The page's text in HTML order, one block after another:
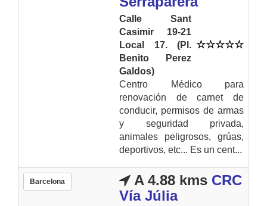
Calle Sant
Casimir 19-21
Local 17. (Pl.
Benito Perez
Galdos)
Centro Médico para
renovación de carnet de
conducir, permisos de armas
y seguridad privada,
animales peligrosos, grúas,
deportivos, etc... Es un cent...
Barcelona A 4.88 kms CRC
Vía Júlia